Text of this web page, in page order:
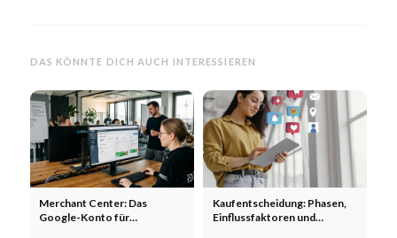
DAS KÖNNTE DICH AUCH INTERESSIEREN
Merchant Center: Das
Google-Konto für
Kaufentscheidung: Phasen,
Einflussfaktoren und